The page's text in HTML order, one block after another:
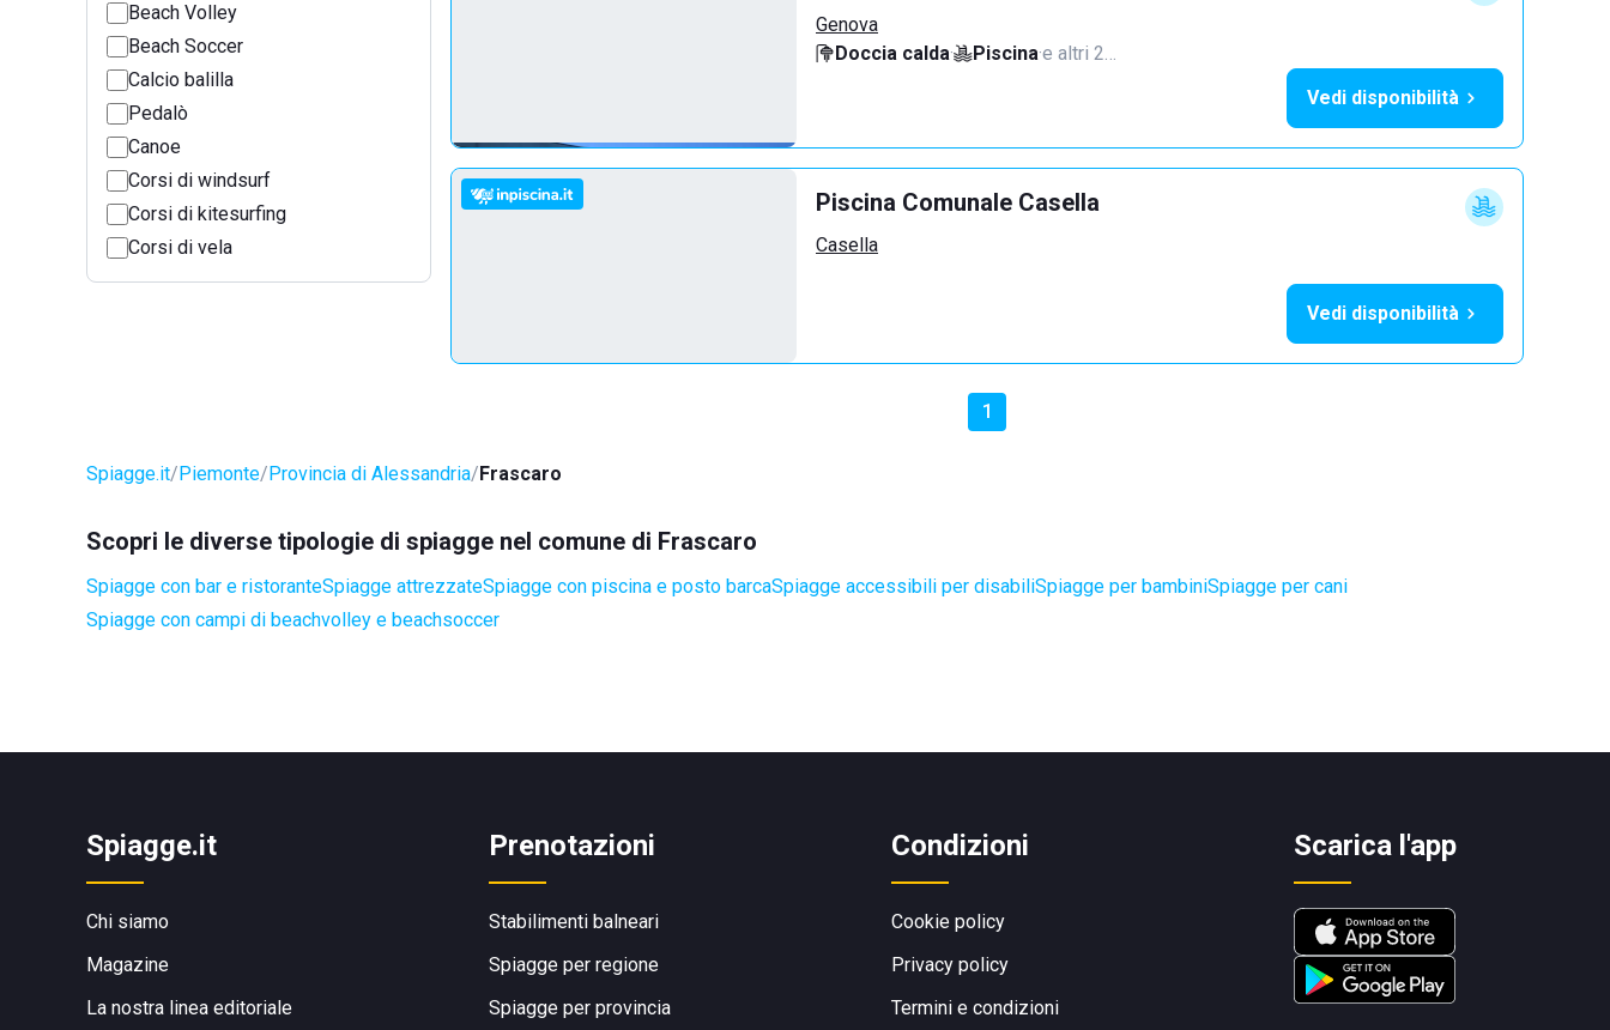
Beach Volley
Beach Soccer
Calcio balilla
Pedalò
Canoe
Corsi di windsurf
Corsi di kitesurfing
Corsi di vela
Genova
Doccia calda· Piscina·e altri 2…
Vedi disponibilità
Piscina Comunale Casella
Casella
Vedi disponibilità
1
Spiagge.it Piemonte Provincia di Alessandria Frascaro
Scopri le diverse tipologie di spiagge nel comune di Frascaro
Spiagge con bar e ristoranteSpiagge attrezzateSpiagge con piscina e posto barcaSpiagge accessibili per disabiliSpiagge per bambiniSpiagge per cani
Spiagge con campi di beachvolley e beachsoccer
Spiagge.it
Chi siamo
Magazine
La nostra linea editoriale
Prenotazioni
Stabilimenti balneari
Spiagge per regione
Spiagge per provincia
Condizioni
Cookie policy
Privacy policy
Termini e condizioni
Scarica l'app